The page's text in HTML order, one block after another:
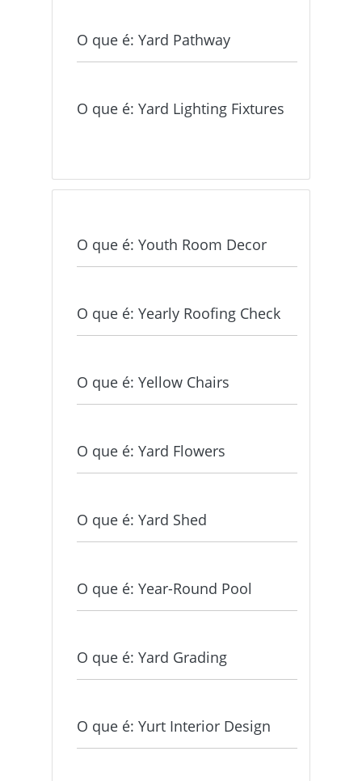
O que é: Yard Pathway
O que é: Yard Lighting Fixtures
O que é: Youth Room Decor
O que é: Yearly Roofing Check
O que é: Yellow Chairs
O que é: Yard Flowers
O que é: Yard Shed
O que é: Year-Round Pool
O que é: Yard Grading
O que é: Yurt Interior Design